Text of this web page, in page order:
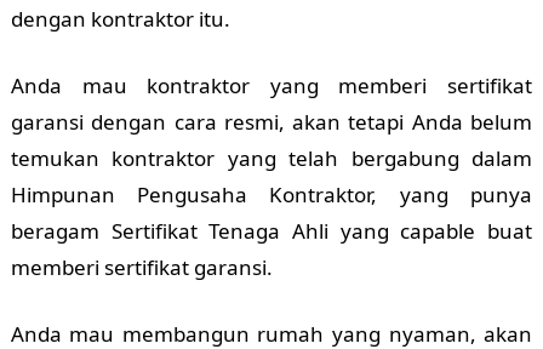
dengan kontraktor itu.
Anda mau kontraktor yang memberi sertifikat
garansi dengan cara resmi, akan tetapi Anda belum
temukan kontraktor yang telah bergabung dalam
Himpunan Pengusaha Kontraktor, yang punya
beragam Sertifikat Tenaga Ahli yang capable buat
memberi sertifikat garansi.
Anda mau membangun rumah yang nyaman, akan